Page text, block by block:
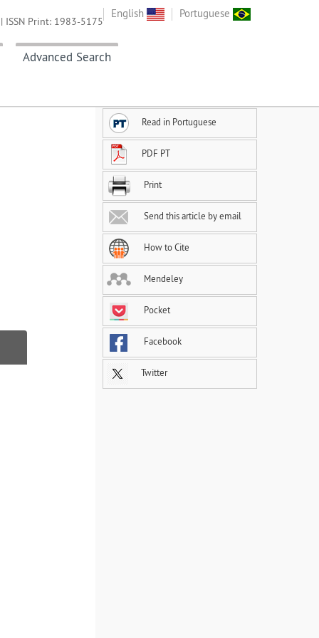
English Portuguese
Advanced Search
ISSN Print: 1983-5175
Read in Portuguese
PDF PT
Print
Send this article by email
How to Cite
Mendeley
Pocket
Facebook
Twitter